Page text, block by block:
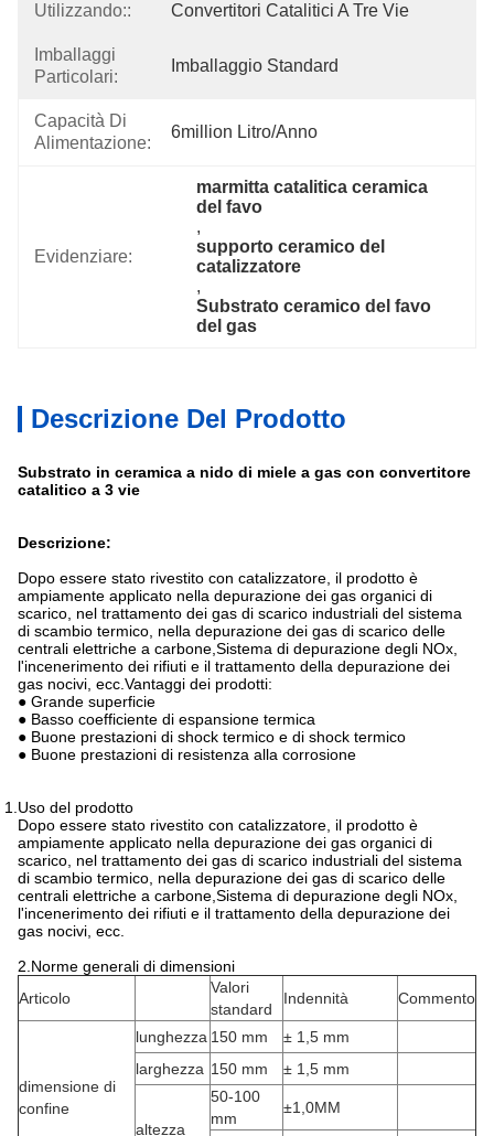
Utilizzando:: Convertitori Catalitici A Tre Vie
Imballaggi
Particolari:
Imballaggio Standard
Capacità Di
Alimentazione:
6million Litro/anno
Evidenziare:
marmitta catalitica ceramica
del favo
,
supporto ceramico del
catalizzatore
,
Substrato ceramico del favo
del gas
Descrizione Del Prodotto
Substrato in ceramica a nido di miele a gas con convertitore
catalitico a 3 vie
Descrizione:
Dopo essere stato rivestito con catalizzatore, il prodotto è
ampiamente applicato nella depurazione dei gas organici di
scarico, nel trattamento dei gas di scarico industriali del sistema
di scambio termico, nella depurazione dei gas di scarico delle
centrali elettriche a carbone,Sistema di depurazione degli NOx,
l'incenerimento dei rifiuti e il trattamento della depurazione dei
gas nocivi, ecc.Vantaggi dei prodotti:
● Grande superficie
● Basso coefficiente di espansione termica
● Buone prestazioni di shock termico e di shock termico
● Buone prestazioni di resistenza alla corrosione
1.Uso del prodotto
Dopo essere stato rivestito con catalizzatore, il prodotto è
ampiamente applicato nella depurazione dei gas organici di
scarico, nel trattamento dei gas di scarico industriali del sistema
di scambio termico, nella depurazione dei gas di scarico delle
centrali elettriche a carbone,Sistema di depurazione degli NOx,
l'incenerimento dei rifiuti e il trattamento della depurazione dei
gas nocivi, ecc.
2.Norme generali di dimensioni
Articolo
Valori
standard
Indennità Commento
dimensione di
confine
lunghezza 150 mm
± 1,5 mm
larghezza 150 mm ± 1,5 mm
altezza
50-100
mm
±1,0MM